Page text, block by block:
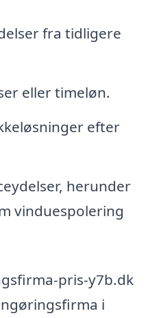
fra tidligere
eller timeløn.
efter
herunder
vinduespolering
pris-y7b.dk
i